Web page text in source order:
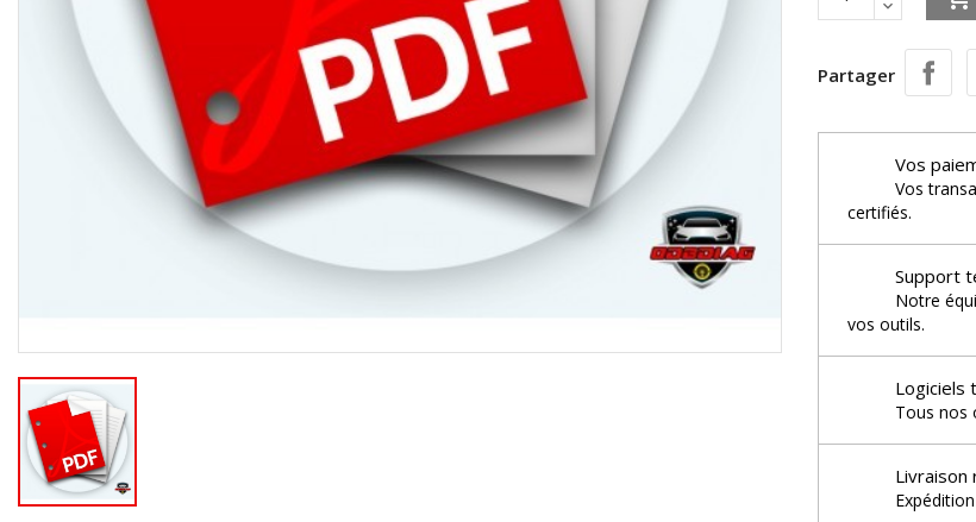
Partager
Vos
Vos
certifiés.
Support
Notre
vos outils.
Logiciels
Tous nos
Livraison